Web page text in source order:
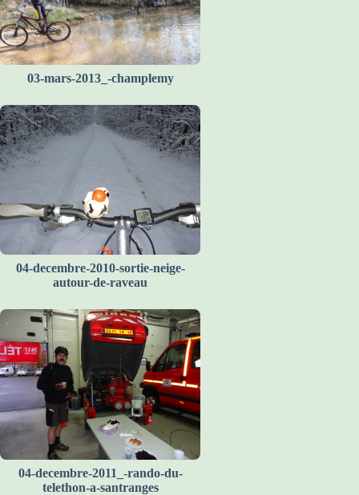
03-mars-2013_-champlemy
04-decembre-2010-sortie-neige-
autour-de-raveau
04-decembre-2011_-rando-du-
telethon-a-santranges